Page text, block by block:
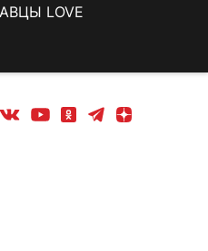
Вконтакте
YoutubeОдноклассники
ТелеграмЯндекс дзен